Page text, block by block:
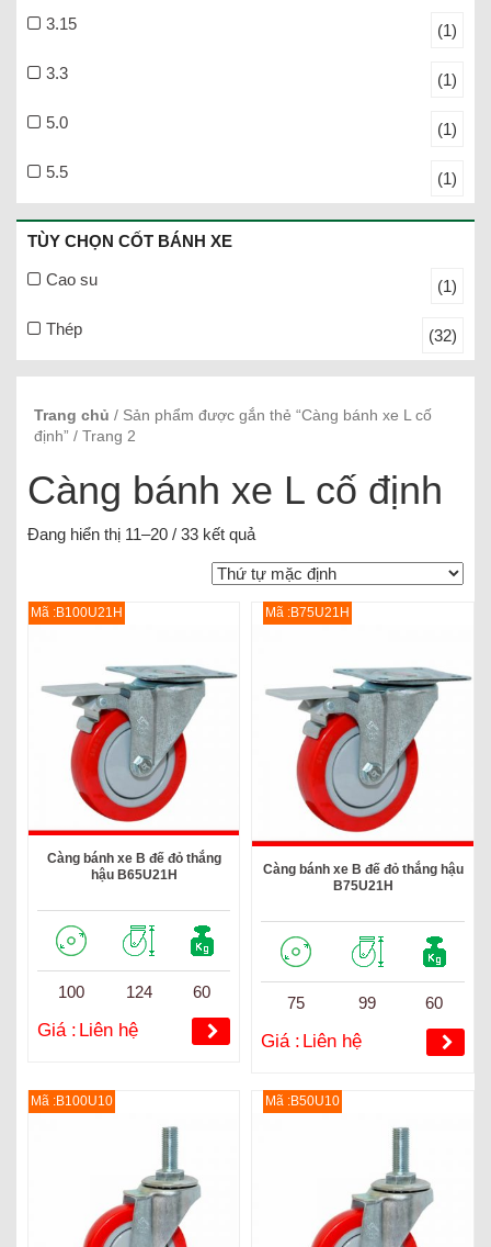
3.15 (1)
3.3 (1)
5.0 (1)
5.5 (1)
TÙY CHỌN CỐT BÁNH XE
Cao su (1)
Thép (32)
Trang chủ / Sản phẩm được gắn thẻ “Càng bánh xe L cố
định” / Trang 2
Càng bánh xe L cố định
Đang hiển thị 11–20 / 33 kết quả
Mã :B100U21H
Càng bánh xe B đế đỏ thắng
hậu B65U21H
100 124 60
Giá : Liên hệ
Mã :B75U21H
Càng bánh xe B đế đỏ thắng hậu
B75U21H
75 99 60
Giá : Liên hệ
Mã :B100U10 Mã :B50U10